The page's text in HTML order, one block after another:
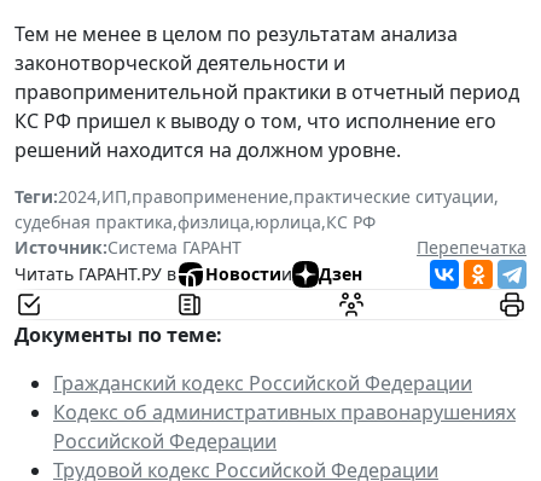
Тем не менее в целом по результатам анализа
законотворческой деятельности и
правоприменительной практики в отчетный период
КС РФ пришел к выводу о том, что исполнение его
решений находится на должном уровне.
Теги:2024,ИП,правоприменение,практические ситуации,
судебная практика,физлица,юрлица,КС РФ
Источник:Система ГАРАНТ
Перепечатка
Читать ГАРАНТ.РУ в
Новостии Дзен
Документы по теме:
Гражданский кодекс Российской Федерации
Кодекс об административных правонарушениях
Российской Федерации
Трудовой кодекс Российской Федерации